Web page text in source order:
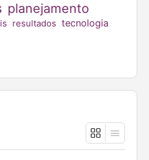
planejamento
resultados tecnologia